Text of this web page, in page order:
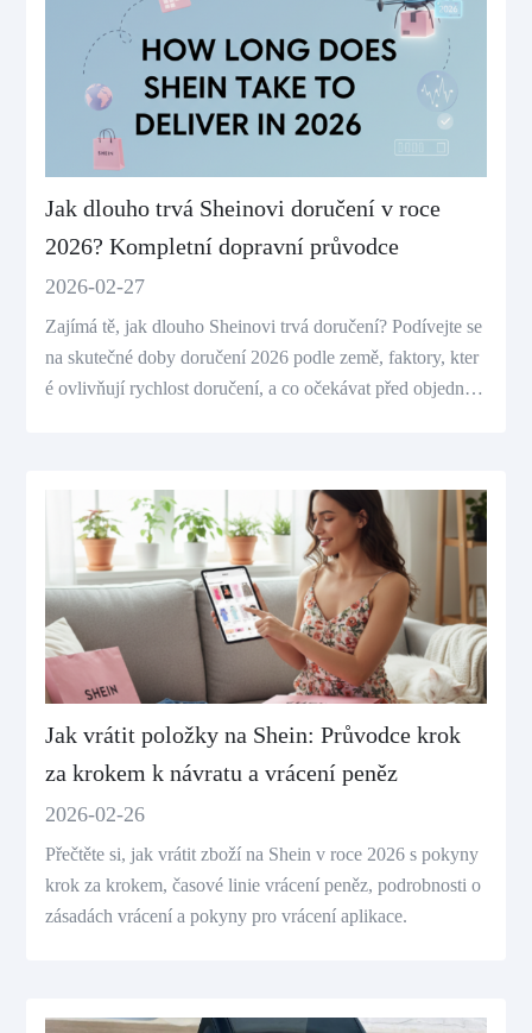
Jak dlouho trvá Sheinovi doručení v roce
2026? Kompletní dopravní průvodce
2026-02-27
Zajímá tě, jak dlouho Sheinovi trvá doručení? Podívejte se
na skutečné doby doručení 2026 podle země, faktory, kter
é ovlivňují rychlost doručení, a co očekávat před objednán
Jak vrátit položky na Shein: Průvodce krok
za krokem k návratu a vrácení peněz
2026-02-26
Přečtěte si, jak vrátit zboží na Shein v roce 2026 s pokyny
krok za krokem, časové linie vrácení peněz, podrobnosti o
zásadách vrácení a pokyny pro vrácení aplikace.